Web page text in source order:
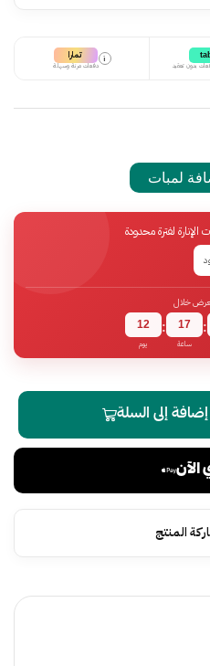
i تمارا
دفعات مرنة وسهلة
لمبات
لفترة محدودة
خلال
12
يوم
: 17
ساعة
:
إضافة إلى السلة
الآن
المنتج